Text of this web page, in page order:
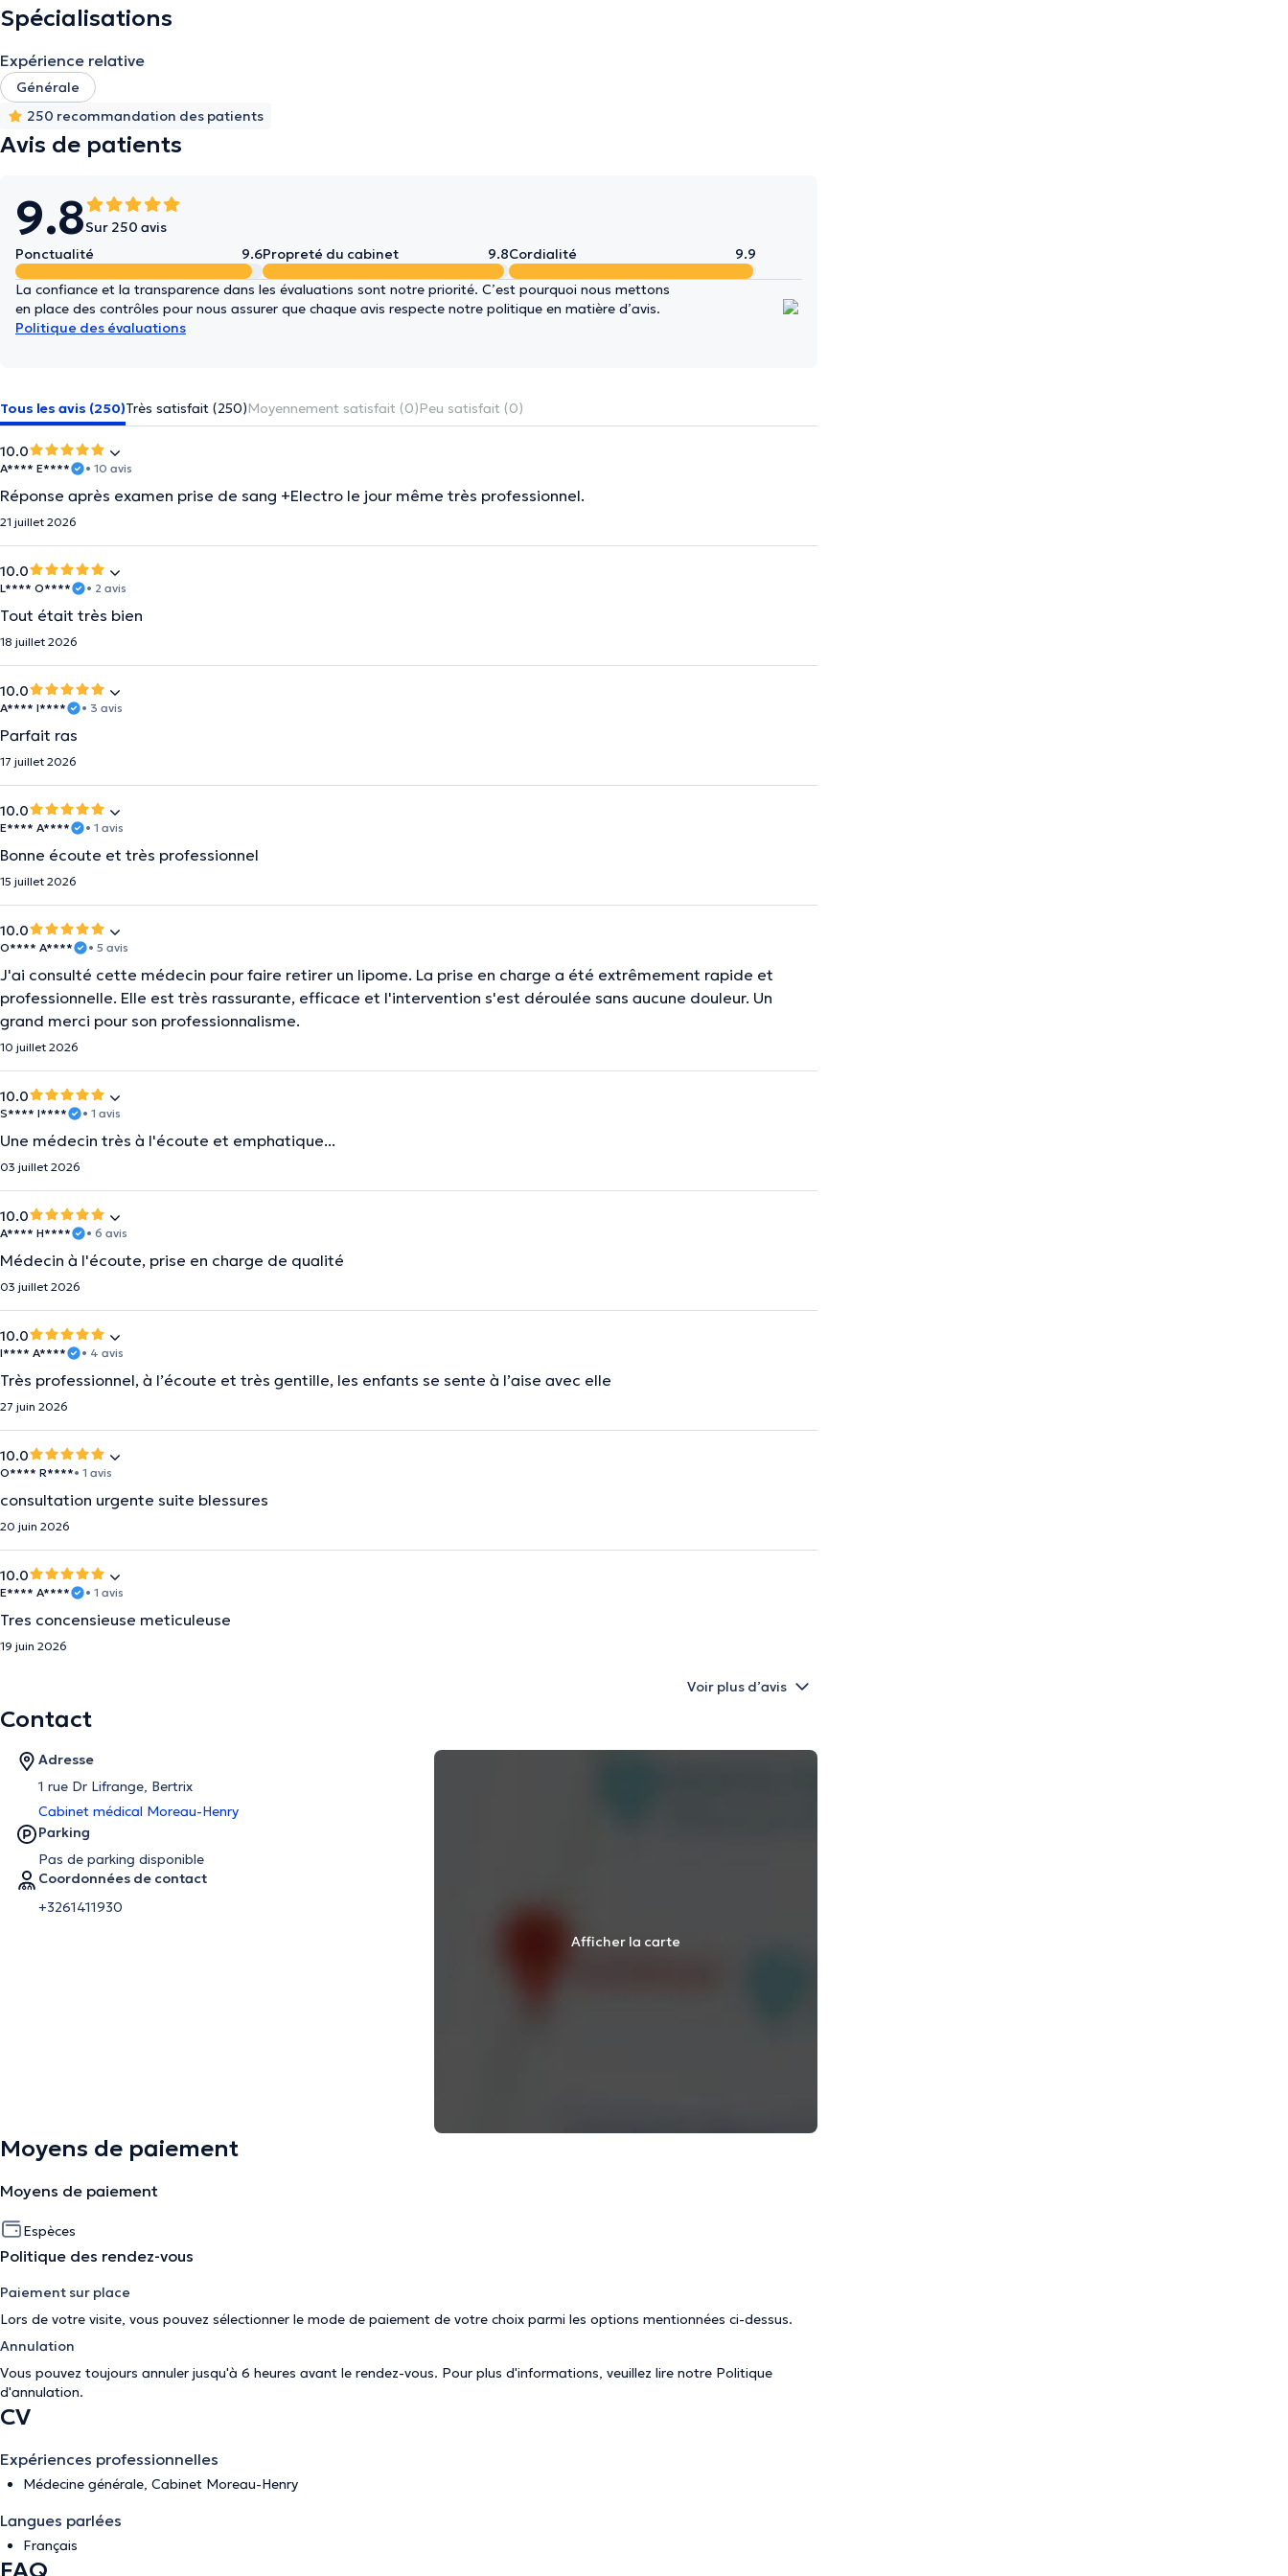
Spécialisations
Expérience relative
Générale
250 recommandation des patients
Avis de patients
9.8Sur 250 avis
Ponctualité
9.6Propreté du cabinet 9.8Cordialité 9.9
La confiance et la transparence dans les évaluations sont notre priorité. C’est pourquoi nous mettons
en place des contrôles pour nous assurer que chaque avis respecte notre politique en matière d’avis.
Politique des évaluations
Tous les avis (250)Très satisfait (250)Moyennement satisfait (0)Peu satisfait (0)
10.0
A**** E**** • 10 avis
Réponse après examen prise de sang +Electro le jour même très professionnel.
21 juillet 2026
10.0
L**** O**** • 2 avis
Tout était très bien
18 juillet 2026
10.0
A**** I**** • 3 avis
Parfait ras
17 juillet 2026
10.0
E**** A**** • 1 avis
Bonne écoute et très professionnel
15 juillet 2026
10.0
O**** A**** • 5 avis
J'ai consulté cette médecin pour faire retirer un lipome. La prise en charge a été extrêmement rapide et
professionnelle. Elle est très rassurante, efficace et l'intervention s'est déroulée sans aucune douleur. Un
grand merci pour son professionnalisme.
10 juillet 2026
10.0
S**** I**** • 1 avis
Une médecin très à l'écoute et emphatique...
03 juillet 2026
10.0
A**** H**** • 6 avis
Médecin à l'écoute, prise en charge de qualité
03 juillet 2026
10.0
I**** A**** • 4 avis
Très professionnel, à l’écoute et très gentille, les enfants se sente à l’aise avec elle
27 juin 2026
10.0
O**** R****• 1 avis
consultation urgente suite blessures
20 juin 2026
10.0
E**** A**** • 1 avis
Tres concensieuse meticuleuse
19 juin 2026
Voir plus d’avis
Contact
Adresse
1 rue Dr Lifrange, Bertrix
Cabinet médical Moreau-Henry
Parking
Pas de parking disponible
Coordonnées de contact
+3261411930
Afficher la carte
Moyens de paiement
Moyens de paiement
Espèces
Politique des rendez-vous
Paiement sur place
Lors de votre visite, vous pouvez sélectionner le mode de paiement de votre choix parmi les options mentionnées ci-dessus.
Annulation
Vous pouvez toujours annuler jusqu'à 6 heures avant le rendez-vous. Pour plus d'informations, veuillez lire notre Politique
d'annulation.
CV
Expériences professionnelles
Médecine générale, Cabinet Moreau-Henry
Langues parlées
Français
FAQ